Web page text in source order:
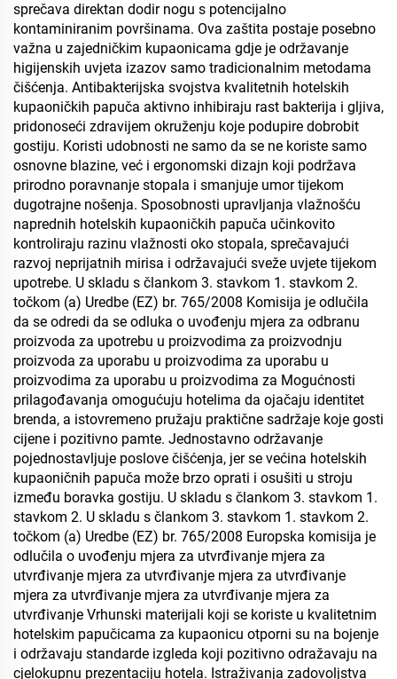
sprečava direktan dodir nogu s potencijalno
kontaminiranim površinama. Ova zaštita postaje posebno
važna u zajedničkim kupaonicama gdje je održavanje
higijenskih uvjeta izazov samo tradicionalnim metodama
čišćenja. Antibakterijska svojstva kvalitetnih hotelskih
kupaoničkih papuča aktivno inhibiraju rast bakterija i gljiva,
pridonoseći zdravijem okruženju koje podupire dobrobit
gostiju. Koristi udobnosti ne samo da se ne koriste samo
osnovne blazine, već i ergonomski dizajn koji podržava
prirodno poravnanje stopala i smanjuje umor tijekom
dugotrajne nošenja. Sposobnosti upravljanja vlažnošću
naprednih hotelskih kupaoničkih papuča učinkovito
kontroliraju razinu vlažnosti oko stopala, sprečavajući
razvoj neprijatnih mirisa i održavajući sveže uvjete tijekom
upotrebe. U skladu s člankom 3. stavkom 1. stavkom 2.
točkom (a) Uredbe (EZ) br. 765/2008 Komisija je odlučila
da se odredi da se odluka o uvođenju mjera za odbranu
proizvoda za upotrebu u proizvodima za proizvodnju
proizvoda za uporabu u proizvodima za uporabu u
proizvodima za uporabu u proizvodima za Mogućnosti
prilagođavanja omogućuju hotelima da ojačaju identitet
brenda, a istovremeno pružaju praktične sadržaje koje gosti
cijene i pozitivno pamte. Jednostavno održavanje
pojednostavljuje poslove čišćenja, jer se većina hotelskih
kupaoničnih papuča može brzo oprati i osušiti u stroju
između boravka gostiju. U skladu s člankom 3. stavkom 1.
stavkom 2. U skladu s člankom 3. stavkom 1. stavkom 2.
točkom (a) Uredbe (EZ) br. 765/2008 Europska komisija je
odlučila o uvođenju mjera za utvrđivanje mjera za
utvrđivanje mjera za utvrđivanje mjera za utvrđivanje
mjera za utvrđivanje mjera za utvrđivanje mjera za
utvrđivanje Vrhunski materijali koji se koriste u kvalitetnim
hotelskim papučicama za kupaonicu otporni su na bojenje
i održavaju standarde izgleda koji pozitivno odražavaju na
cjelokupnu prezentaciju hotela. Istraživanja zadovoljstva